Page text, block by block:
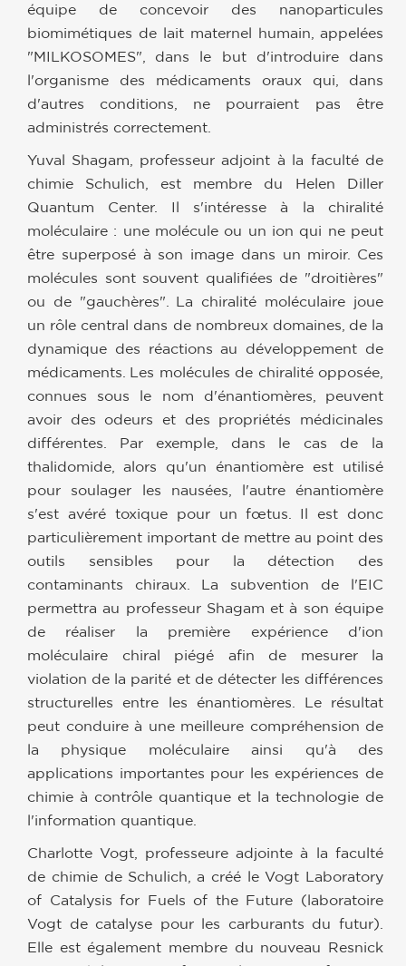
équipe de concevoir des nanoparticules
biomimétiques de lait maternel humain, appelées
"MILKOSOMES", dans le but d'introduire dans
l'organisme des médicaments oraux qui, dans
d'autres conditions, ne pourraient pas être
administrés correctement.
Yuval Shagam, professeur adjoint à la faculté de
chimie Schulich, est membre du Helen Diller
Quantum Center. Il s'intéresse à la chiralité
moléculaire : une molécule ou un ion qui ne peut
être superposé à son image dans un miroir. Ces
molécules sont souvent qualifiées de "droitières"
ou de "gauchères". La chiralité moléculaire joue
un rôle central dans de nombreux domaines, de la
dynamique des réactions au développement de
médicaments. Les molécules de chiralité opposée,
connues sous le nom d'énantiomères, peuvent
avoir des odeurs et des propriétés médicinales
différentes. Par exemple, dans le cas de la
thalidomide, alors qu'un énantiomère est utilisé
pour soulager les nausées, l'autre énantiomère
s'est avéré toxique pour un fœtus. Il est donc
particulièrement important de mettre au point des
outils sensibles pour la détection des
contaminants chiraux. La subvention de l'EIC
permettra au professeur Shagam et à son équipe
de réaliser la première expérience d'ion
moléculaire chiral piégé afin de mesurer la
violation de la parité et de détecter les différences
structurelles entre les énantiomères. Le résultat
peut conduire à une meilleure compréhension de
la physique moléculaire ainsi qu'à des
applications importantes pour les expériences de
chimie à contrôle quantique et la technologie de
l'information quantique.
Charlotte Vogt, professeure adjointe à la faculté
de chimie de Schulich, a créé le Vogt Laboratory
of Catalysis for Fuels of the Future (laboratoire
Vogt de catalyse pour les carburants du futur).
Elle est également membre du nouveau Resnick